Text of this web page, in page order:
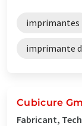
imprimantes
imprimante
Cubicure
Fabricant,